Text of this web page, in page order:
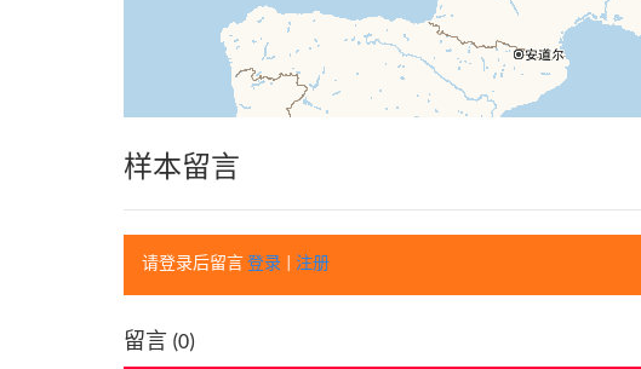
样本留言
请登录后留言 登录 注册
留言 (0)